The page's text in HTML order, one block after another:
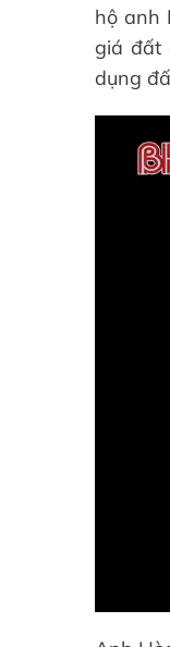
hộ anh
giá đất
dụng